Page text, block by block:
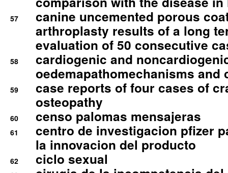
57
canine uncemented porous
arthroplasty results of a long
evaluation of 50 consecutive
58
cardiogenic and
oedemapathomechanisms and
59
case reports of four cases of
osteopathy
60 censo palomas mensajeras
61
centro de investigacion pfizer
la innovacion del producto
62 ciclo sexual